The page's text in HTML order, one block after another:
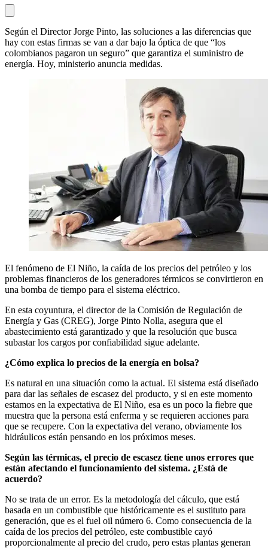
Según el Director Jorge Pinto, las soluciones a las diferencias que
hay con estas firmas se van a dar bajo la óptica de que “los
colombianos pagaron un seguro” que garantiza el suministro de
energía. Hoy, ministerio anuncia medidas.
El fenómeno de El Niño, la caída de los precios del petróleo y los
problemas financieros de los generadores térmicos se convirtieron en
una bomba de tiempo para el sistema eléctrico.
En esta coyuntura, el director de la Comisión de Regulación de
Energía y Gas (CREG), Jorge Pinto Nolla, asegura que el
abastecimiento está garantizado y que la resolución que busca
subastar los cargos por confiabilidad sigue adelante.
¿Cómo explica lo precios de la energía en bolsa?
Es natural en una situación como la actual. El sistema está diseñado
para dar las señales de escasez del producto, y si en este momento
estamos en la expectativa de El Niño, esa es un poco la fiebre que
muestra que la persona está enferma y se requieren acciones para
que se recupere. Con la expectativa del verano, obviamente los
hidráulicos están pensando en los próximos meses.
Según las térmicas, el precio de escasez tiene unos errores que
están afectando el funcionamiento del sistema. ¿Está de
acuerdo?
No se trata de un error. Es la metodología del cálculo, que está
basada en un combustible que históricamente es el sustituto para
generación, que es el fuel oil número 6. Como consecuencia de la
caída de los precios del petróleo, este combustible cayó
proporcionalmente al precio del crudo, pero estas plantas generan